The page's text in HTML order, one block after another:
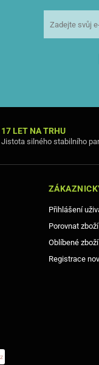
17 LET NA TRHU
Jistota silného stabilního
Přihlášení
Porovnat zboží
Oblíbené zboží
Registrace